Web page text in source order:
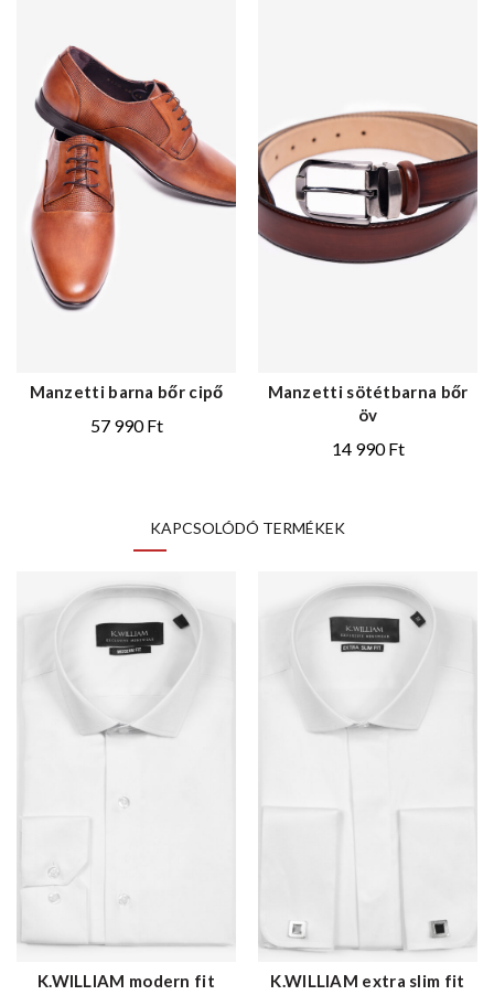
Manzetti barna bőr cipő
57 990Ft
Manzetti sötétbarna bőr
öv
14 990Ft
KAPCSOLÓDÓ TERMÉKEK
K.WILLIAM modern fit
K.WILLIAM extra slim fit